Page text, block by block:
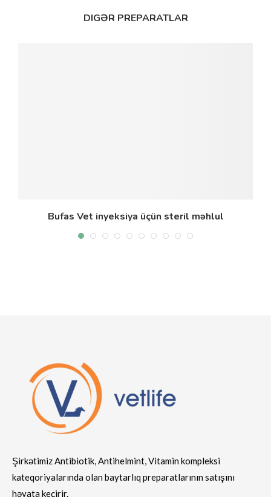
DIGƏR PREPARATLAR
Bufas Vet inyeksiya üçün steril məhlul
Şirkətimiz Antibiotik, Antihelmint, Vitamin kompleksi
kateqoriyalarında olan baytarlıq preparatlarının satışını
həyata keçirir.